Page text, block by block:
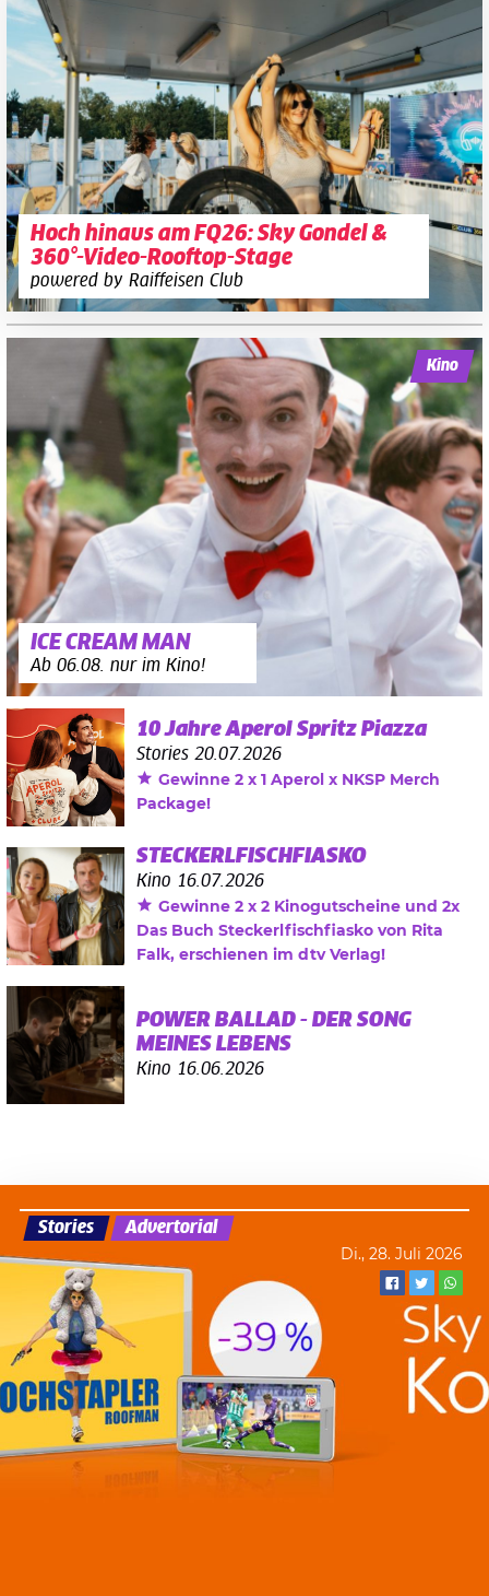
Hoch hinaus am FQ26: Sky Gondel &
360°-Video-Rooftop-Stage
powered by Raiffeisen Club
ICE CREAM MAN
Ab 06.08. nur im Kino!
Kino
10 Jahre Aperol Spritz Piazza
Stories 20.07.2026
Gewinne 2 x 1 Aperol x NKSP Merch
Package!
STECKERLFISCHFIASKO
Kino 16.07.2026
Gewinne 2 x 2 Kinogutscheine und 2x
Das Buch Steckerlfischfiasko von Rita
Falk, erschienen im dtv Verlag!
POWER BALLAD - DER SONG
MEINES LEBENS
Kino 16.06.2026
Stories Advertorial
Di., 28. Juli 2026